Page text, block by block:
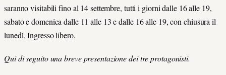
saranno visitabili fino al 14 settembre, tutti i giorni dalle 16 alle 19,
sabato e domenica dalle 11 alle 13 e dalle 16 alle 19, con chiusura il
lunedì. Ingresso libero.
Qui di seguito una breve presentazione dei tre protagonisti.